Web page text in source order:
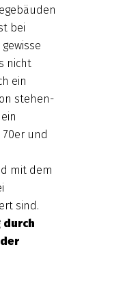
bei
nicht
ein
stehen-
und
mit dem
sind.
durch